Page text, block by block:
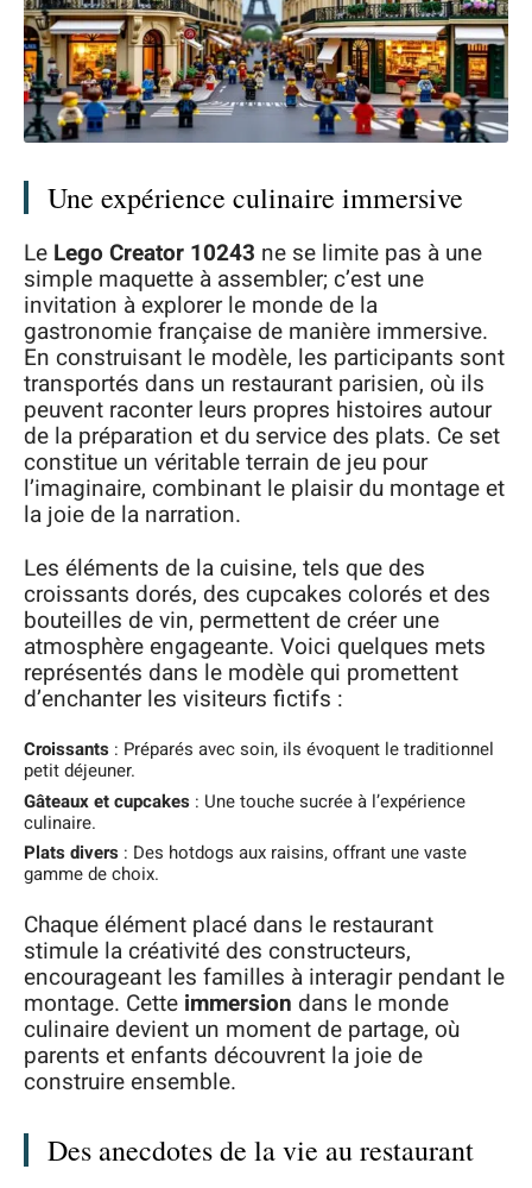
Une expérience culinaire immersive
Le Lego Creator 10243 ne se limite pas à une
simple maquette à assembler; c’est une
invitation à explorer le monde de la
gastronomie française de manière immersive.
En construisant le modèle, les participants sont
transportés dans un restaurant parisien, où ils
peuvent raconter leurs propres histoires autour
de la préparation et du service des plats. Ce set
constitue un véritable terrain de jeu pour
l’imaginaire, combinant le plaisir du montage et
la joie de la narration.
Les éléments de la cuisine, tels que des
croissants dorés, des cupcakes colorés et des
bouteilles de vin, permettent de créer une
atmosphère engageante. Voici quelques mets
représentés dans le modèle qui promettent
d’enchanter les visiteurs fictifs :
Croissants : Préparés avec soin, ils évoquent le traditionnel
petit déjeuner.
Gâteaux et cupcakes : Une touche sucrée à l’expérience
culinaire.
Plats divers : Des hotdogs aux raisins, offrant une vaste
gamme de choix.
Chaque élément placé dans le restaurant
stimule la créativité des constructeurs,
encourageant les familles à interagir pendant le
montage. Cette immersion dans le monde
culinaire devient un moment de partage, où
parents et enfants découvrent la joie de
construire ensemble.
Des anecdotes de la vie au restaurant